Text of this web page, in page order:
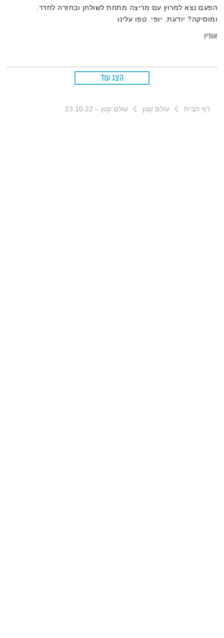
הפעם נצא למרוץ עם מריצה מתחת לשולחן ובחזרה לחדר.
ומוסיקה? יודעת. יופי. טפו עלינו
אודיו
הצג עוד
דף הבית עולם קטן עולם קטן – 23.10.22